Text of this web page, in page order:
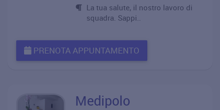
La tua salute, il nostro lavoro di
squadra. Sappi..
PRENOTA APPUNTAMENTO
Medipolo